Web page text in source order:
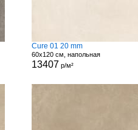
Cure 01 20 mm
60x120 см, напольная
13407 р/м²